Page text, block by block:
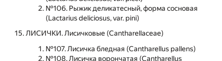
№106. Рыжик деликатесный, форма сосновая
(Lactarius deliciosus, var. pini)
ЛИСИЧКИ. Лисичковые (Cantharellaceae)
№107. Лисичка бледная (Cantharellus pallens)
№108. Лисичка ворончатая (Cantharellus